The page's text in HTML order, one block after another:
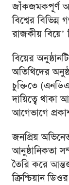
জাঁকজমকপূর্ণ
বিশ্বের
রাজকীয় বিয়ে’
বিয়ের
অতিথিদের
চুক্তিতে
দায়িত্বে
আগেভাগে
জনপ্রিয়
আনুষ্ঠানিকতা
তৈরি করে
ক্রিশ্চিয়ান